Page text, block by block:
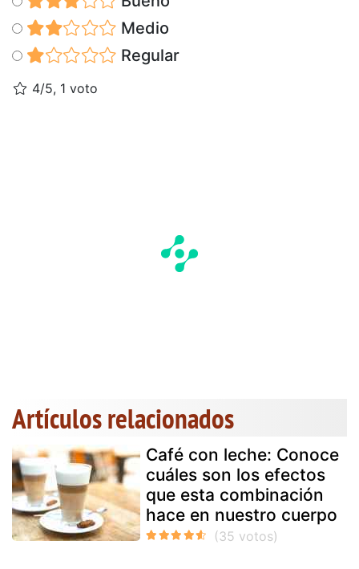
Medio
Regular
4/5, 1 voto
Artículos relacionados
Café con leche: Conoce
cuáles son los efectos
que esta combinación
hace en nuestro cuerpo